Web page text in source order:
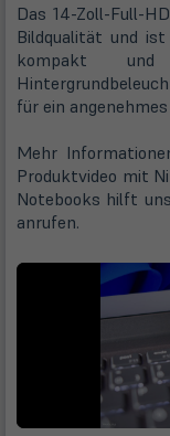
Das 14-Zoll-Full-
Bildqualität und
kompakt
für ein
Mehr
Produktvideo mit
Notebooks hilft
anrufen.